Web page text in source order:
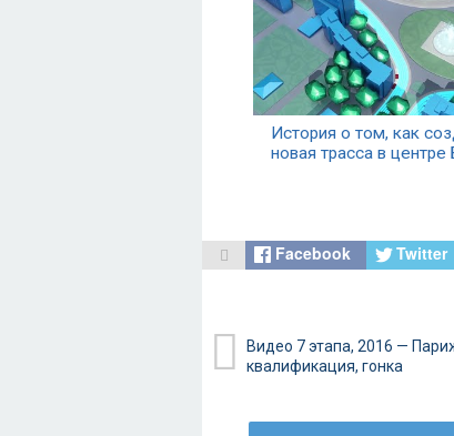
История о том, как
новая трасса в центре
Facebook Twitter
Видео 7 этапа, 2016 —
квалификация, гонка